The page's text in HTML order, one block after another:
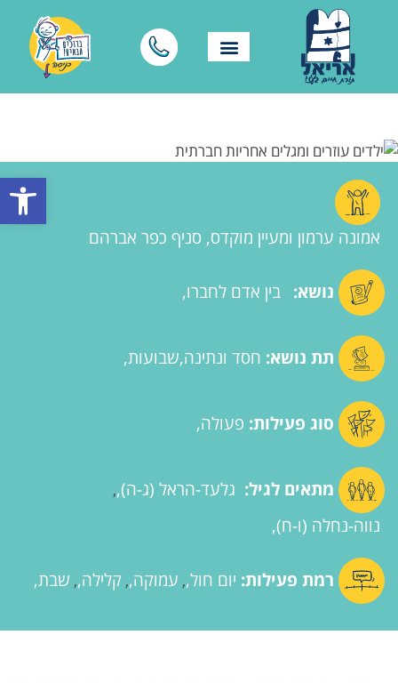
פתח
אמונה ערמון ומעיין מוקדס, סניף כפר אברהם
נושא: בין אדם לחברו
תת נושא: חסד ונתינה שבועות
סוג פעילות: פעולה
מתאים לגיל: גלעד-הראל (ג-ה) ,
נווה-נחלה (ו-ח)
רמת פעילות: יום חול , עמוקה , קלילה , שבת